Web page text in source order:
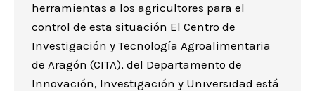
herramientas a los agricultores para el
control de esta situación El Centro de
Investigación y Tecnología Agroalimentaria
de Aragón (CITA), del Departamento de
Innovación, Investigación y Universidad está